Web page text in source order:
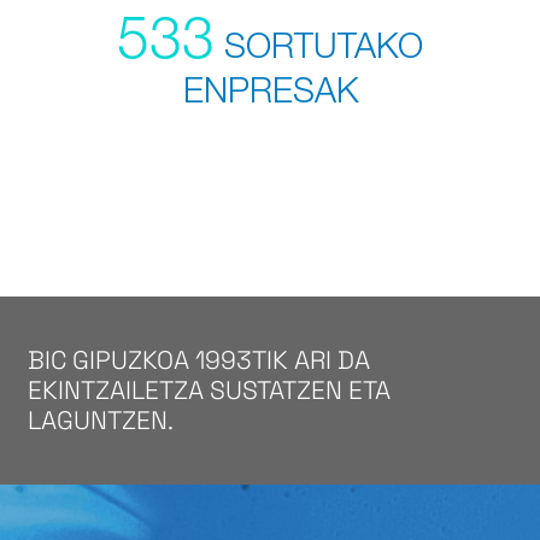
533 SORTUTAKO
ENPRESAK
BIC GIPUZKOA 1993TIK ARI DA
EKINTZAILETZA SUSTATZEN ETA
LAGUNTZEN.